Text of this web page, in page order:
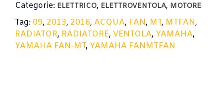
Categorie: ELETTRICO, ELETTROVENTOLA, MOTORE
Tag: 09, 2013, 2016, ACQUA, FAN, MT, MTFAN,
RADIATOR, RADIATORE, VENTOLA, YAMAHA,
YAMAHA FAN-MT, YAMAHA FANMTFAN